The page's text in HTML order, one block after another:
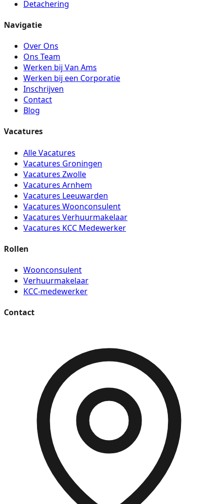
Detachering
Navigatie
Over Ons
Ons Team
Werken bij Van Ams
Werken bij een Corporatie
Inschrijven
Contact
Blog
Vacatures
Alle Vacatures
Vacatures Groningen
Vacatures Zwolle
Vacatures Arnhem
Vacatures Leeuwarden
Vacatures Woonconsulent
Vacatures Verhuurmakelaar
Vacatures KCC Medewerker
Rollen
Woonconsulent
Verhuurmakelaar
KCC-medewerker
Contact